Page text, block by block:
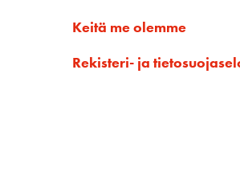
Keitä me olemme
Rekisteri- ja